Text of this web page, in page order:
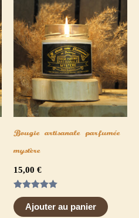
Bougie artisanale parfumée
mystère
15,00 €
Note
5.00
sur 5
Ajouter au panier